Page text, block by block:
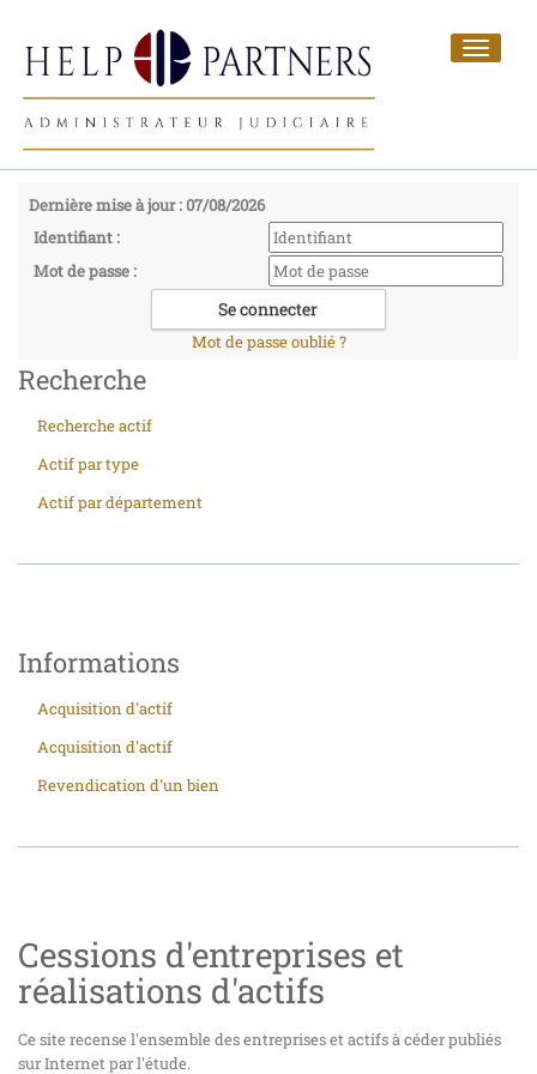
Toggle
Dernière mise à jour : 07/08/2026
Identifiant :
Mot de passe :
Mot de passe oublié ?
Recherche
Recherche actif
Actif par type
Actif par département
Informations
Acquisition d'actif
Acquisition d'actif
Revendication d'un bien
Cessions d'entreprises et
réalisations d'actifs
Ce site recense l'ensemble des entreprises et actifs à céder publiés
sur Internet par l'étude.